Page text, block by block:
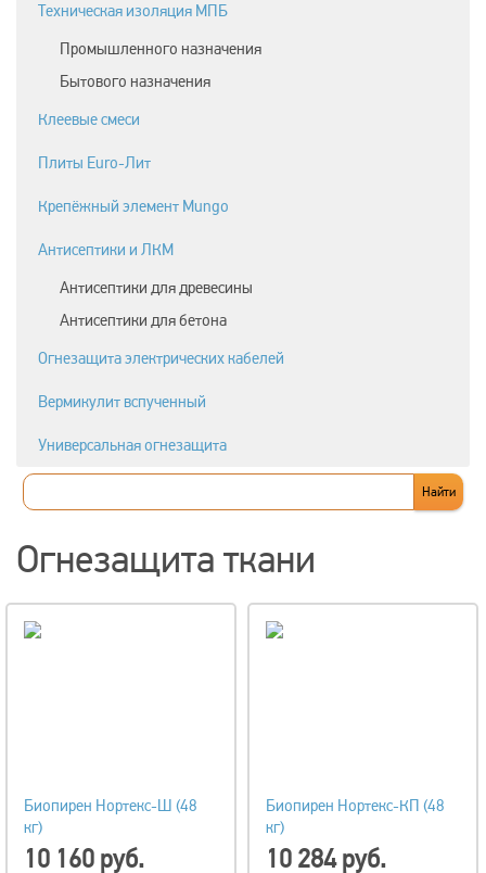
Техническая изоляция МПБ
Промышленного назначения
Бытового назначения
Клеевые смеси
Плиты Euro-Лит
Крепёжный элемент Mungo
Антисептики и ЛКМ
Антисептики для древесины
Антисептики для бетона
Огнезащита электрических кабелей
Вермикулит вспученный
Универсальная огнезащита
Огнезащита ткани
Биопирен Нортекс-Ш (48
кг)
10 160 руб.
Биопирен Нортекс-КП (48
кг)
10 284 руб.